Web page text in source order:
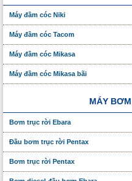
Máy đầm cóc Niki
Máy đầm cóc Tacom
Máy đầm cóc Mikasa
Máy đầm cóc Mikasa bãi
MÁY
Bơm trục rời Ebara
Đầu bơm trục rời Pentax
Bơm trục rời Pentax